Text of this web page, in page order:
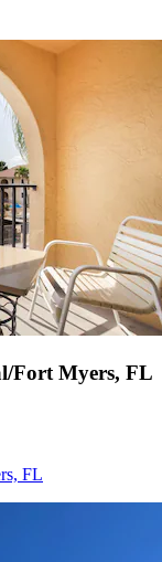
Fort Myers, FL
FL